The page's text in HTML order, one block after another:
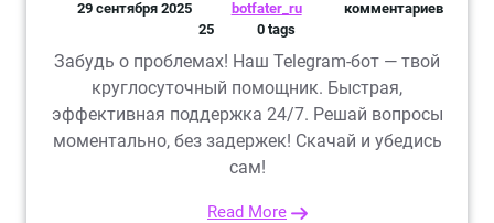
29 сентября 2025 botfater_ru
комментариев
25
0 tags
Забудь о проблемах! Наш Telegram-бот — твой
круглосуточный помощник. Быстрая,
эффективная поддержка 24/7. Решай вопросы
моментально, без задержек! Скачай и убедись
сам!
Read More